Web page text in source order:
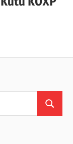
Search